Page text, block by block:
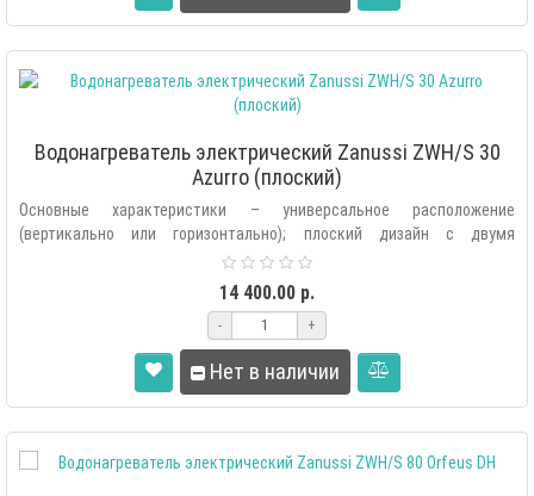
Водонагреватель электрический Zanussi ZWH/S 30
Azurro (плоский)
Основные характеристики – универсальное расположение
(вертикально или горизонтально); плоский дизайн с двумя
внутренними баками «Doubl..
14 400.00 р.
- +
Нет в наличии